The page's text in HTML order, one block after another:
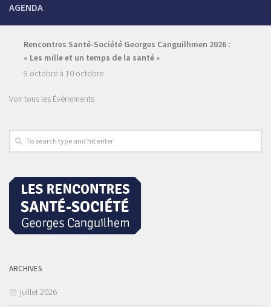
AGENDA
Rencontres Santé-Société Georges Canguilhmen 2026 :
« Les mille et un temps de la santé »
9 octobre à 10 octobre
Voir tous les Évènements
ARCHIVES
juillet 2026